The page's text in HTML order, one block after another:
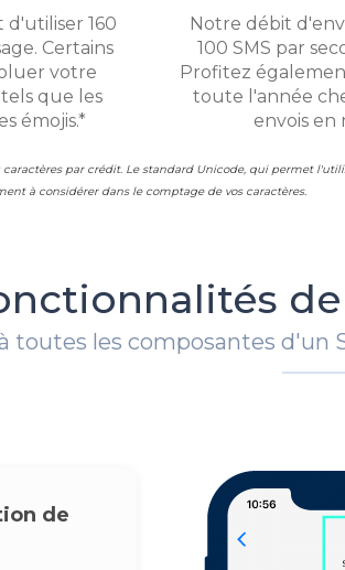
d'utiliser 160
Certains
votre
que les
émojis.*
Notre débit
100 SMS par
Profitez
toute l'année
envois en
par crédit. Le standard Unicode, qui permet
à considérer dans le comptage de vos caractères.
toutes les composantes d'un
de